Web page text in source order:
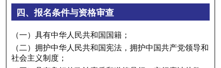
四、报名条件与资格审查
（一）具有中华人民共和国国籍；
（二）拥护中华人民共和国宪法，拥护中国共产党领导和
社会主义制度；